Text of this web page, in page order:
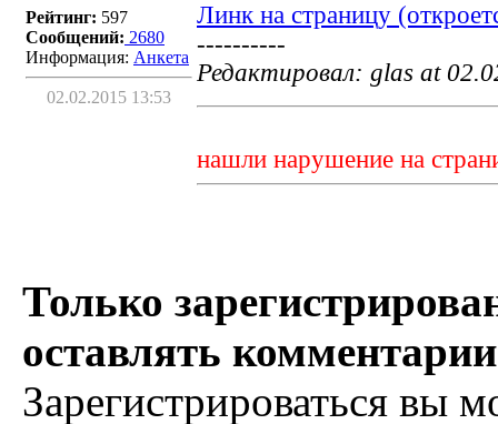
Рейтинг: 597
Сообщений: 2680
Информация: Aнкета
02.02.2015 13:53
Линк на страницу
----------
Редактировал: glas at
нашли нарушение на
Только
оставлять
Зарегистрироваться вы